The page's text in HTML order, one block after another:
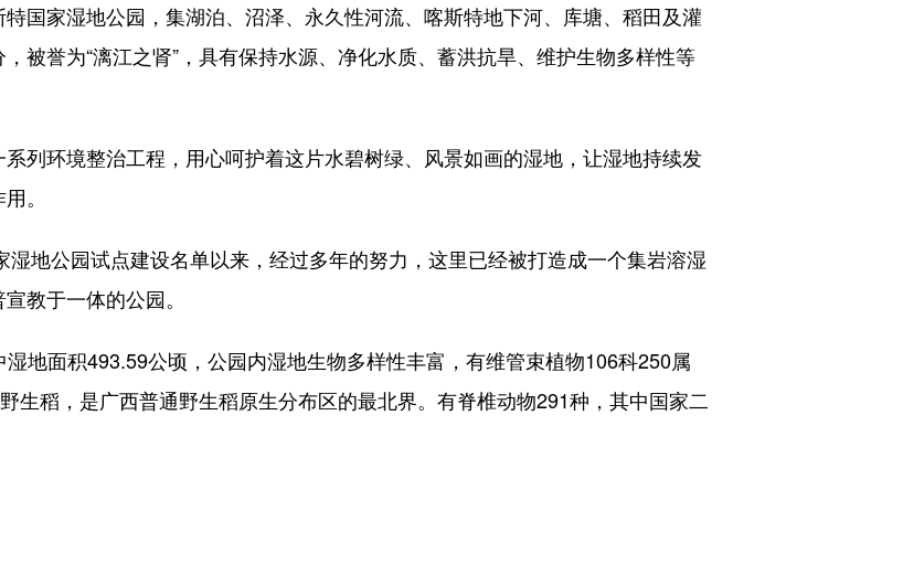
家湿地公园，集湖泊、沼泽、永久性河流、喀斯特地下河、库塘、稻田及灌
被誉为“漓江之肾”，具有保持水源、净化水质、蓄洪抗旱、维护生物多样性等
环境整治工程，用心呵护着这片水碧树绿、风景如画的湿地，让湿地持续发
。
公园试点建设名单以来，经过多年的努力，这里已经被打造成一个集岩溶湿
教于一体的公园。
面积493.59公顷，公园内湿地生物多样性丰富，有维管束植物106科250属
稻，是广西普通野生稻原生分布区的最北界。有脊椎动物291种，其中国家二